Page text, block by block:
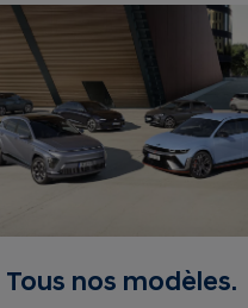
Tous nos modèles.